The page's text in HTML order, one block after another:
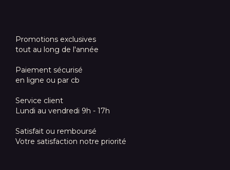
Promotions exclusives
tout au long de l'année
Paiement sécurisé
en ligne ou par cb
Service client
Lundi au vendredi 9h - 17h
Satisfait ou remboursé
Votre satisfaction notre priorité